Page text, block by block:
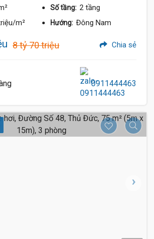
Số tầng: 2 tầng
m² Hướng: Đông Nam
8 tỷ 70 triệu Chia sẻ
0911444463